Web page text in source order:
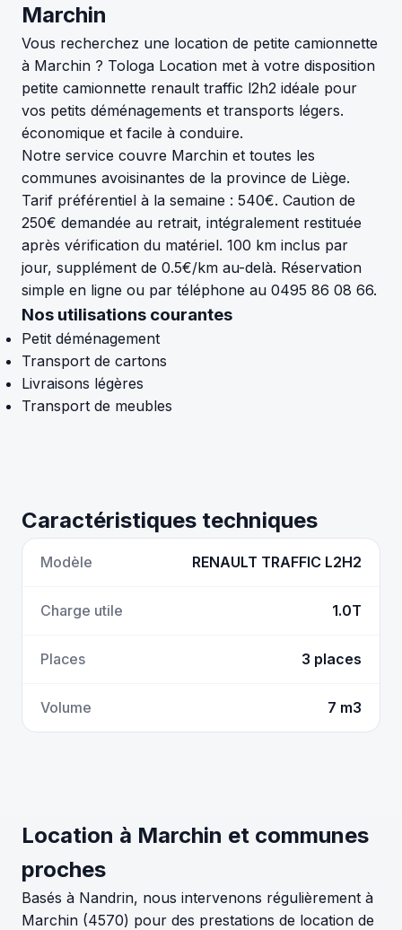
Marchin
Vous recherchez une location de petite camionnette
à Marchin ? Tologa Location met à votre disposition
petite camionnette renault traffic l2h2 idéale pour
vos petits déménagements et transports légers.
économique et facile à conduire.
Notre service couvre Marchin et toutes les
communes avoisinantes de la province de Liège.
Tarif préférentiel à la semaine : 540€. Caution de
250€ demandée au retrait, intégralement restituée
après vérification du matériel. 100 km inclus par
jour, supplément de 0.5€/km au-delà. Réservation
simple en ligne ou par téléphone au 0495 86 08 66.
Nos utilisations courantes
Petit déménagement
Transport de cartons
Livraisons légères
Transport de meubles
Caractéristiques techniques
Modèle RENAULT TRAFFIC L2H2
Charge utile 1.0T
Places 3 places
Volume 7 m3
Location à Marchin et communes
proches
Basés à Nandrin, nous intervenons régulièrement à
Marchin (4570) pour des prestations de location de